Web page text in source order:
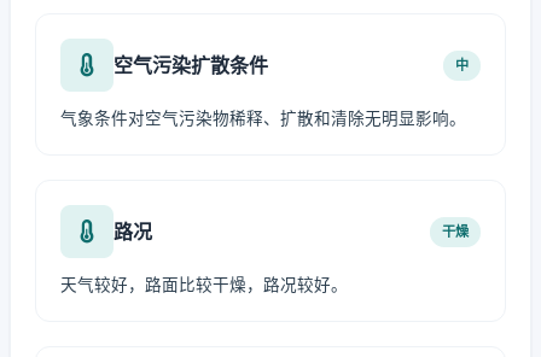
空气污染扩散条件 中
气象条件对空气污染物稀释、扩散和清除无明显影响。
路况 干燥
天气较好，路面比较干燥，路况较好。